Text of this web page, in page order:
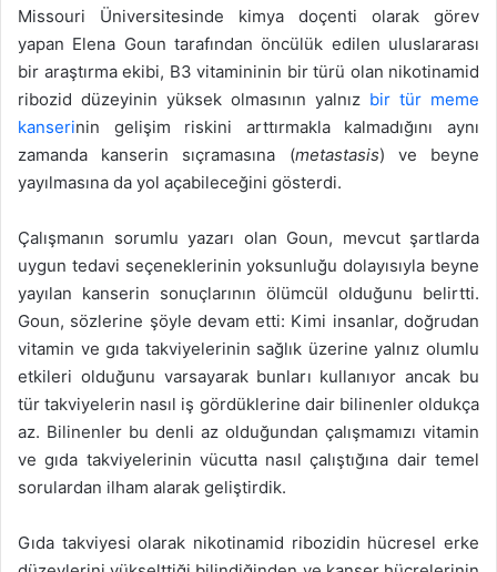
Missouri Üniversitesinde kimya doçenti olarak görev
yapan Elena Goun tarafından öncülük edilen uluslararası
bir araştırma ekibi, B3 vitamininin bir türü olan nikotinamid
ribozid düzeyinin yüksek olmasının yalnız bir tür meme
kanserinin gelişim riskini arttırmakla kalmadığını aynı
zamanda kanserin sıçramasına (metastasis) ve beyne
yayılmasına da yol açabileceğini gösterdi.
Çalışmanın sorumlu yazarı olan Goun, mevcut şartlarda
uygun tedavi seçeneklerinin yoksunluğu dolayısıyla beyne
yayılan kanserin sonuçlarının ölümcül olduğunu belirtti.
Goun, sözlerine şöyle devam etti: Kimi insanlar, doğrudan
vitamin ve gıda takviyelerinin sağlık üzerine yalnız olumlu
etkileri olduğunu varsayarak bunları kullanıyor ancak bu
tür takviyelerin nasıl iş gördüklerine dair bilinenler oldukça
az. Bilinenler bu denli az olduğundan çalışmamızı vitamin
ve gıda takviyelerinin vücutta nasıl çalıştığına dair temel
sorulardan ilham alarak geliştirdik.
Gıda takviyesi olarak nikotinamid ribozidin hücresel erke